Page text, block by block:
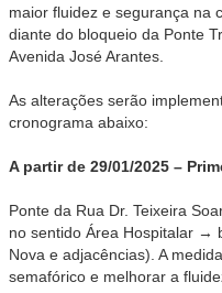
maior fluidez e segurança na
diante do bloqueio da Ponte
Avenida José Arantes.
As alterações serão
cronograma abaixo:
A partir de 29/01/2025 –
Ponte da Rua Dr. Teixeira
no sentido Área Hospitalar →
Nova e adjacências). A
semafórico e melhorar a